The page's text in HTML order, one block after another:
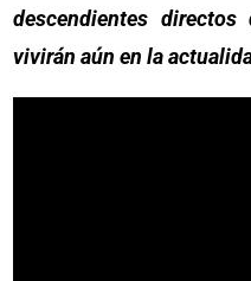
descendientes
vivirán aún en la